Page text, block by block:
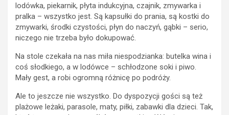
lodówka, piekarnik, płyta indukcyjna, czajnik, zmywarka i
pralka – wszystko jest. Są kapsułki do prania, są kostki do
zmywarki, środki czystości, płyn do naczyń, gąbki – serio,
niczego nie trzeba było dokupować.
Na stole czekała na nas miła niespodzianka: butelka wina i
coś słodkiego, a w lodówce – schłodzone soki i piwo.
Mały gest, a robi ogromną różnicę po podróży.
Ale to jeszcze nie wszystko. Do dyspozycji gości są też
plażowe leżaki, parasole, maty, piłki, zabawki dla dzieci. Tak,